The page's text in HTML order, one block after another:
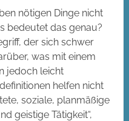
nötigen Dinge nicht
bedeutet das genau?
der sich schwer
was mit einem
jedoch leicht
helfen nicht
soziale, planmäßige
geistige Tätigkeit“,